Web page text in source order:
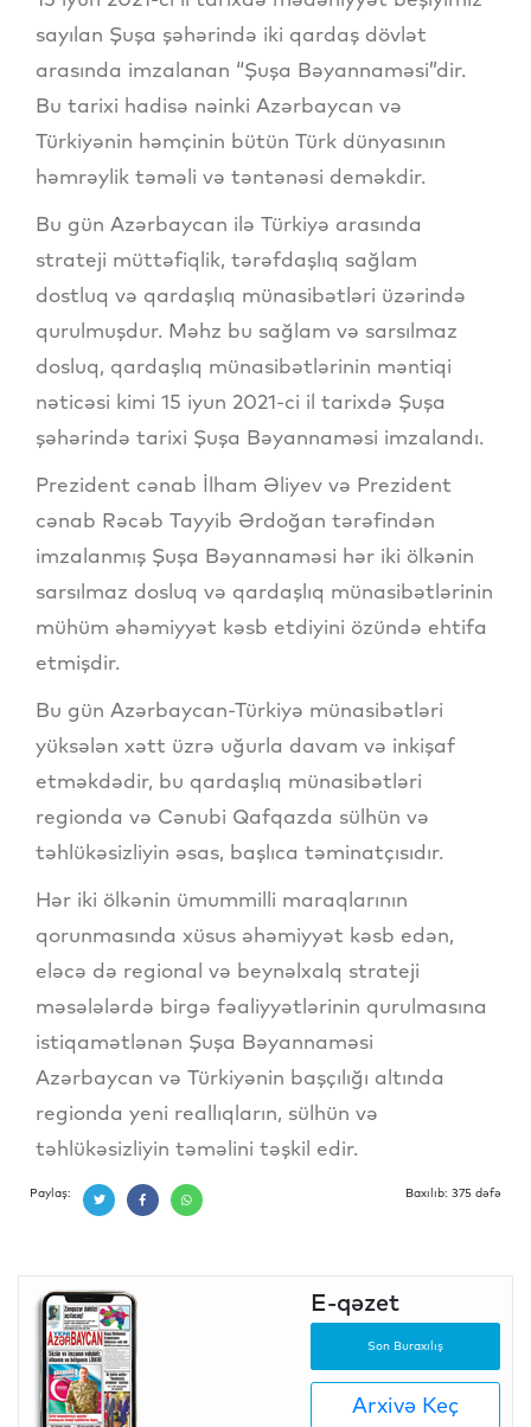
sayılan Şuşa şəhərində iki qardaş dövlət
arasında imzalanan “Şuşa Bəyannaməsi”dir.
Bu tarixi hadisə nəinki Azərbaycan və
Türkiyənin həmçinin bütün Türk dünyasının
həmrəylik təməli və təntənəsi deməkdir.
Bu gün Azərbaycan ilə Türkiyə arasında
strateji müttəfiqlik, tərəfdaşlıq sağlam
dostluq və qardaşlıq münasibətləri üzərində
qurulmuşdur. Məhz bu sağlam və sarsılmaz
dosluq, qardaşlıq münasibətlərinin məntiqi
nəticəsi kimi 15 iyun 2021-ci il tarixdə Şuşa
şəhərində tarixi Şuşa Bəyannaməsi imzalandı.
Prezident cənab İlham Əliyev və Prezident
cənab Rəcəb Tayyib Ərdoğan tərəfindən
imzalanmış Şuşa Bəyannaməsi hər iki ölkənin
sarsılmaz dosluq və qardaşlıq münasibətlərinin
mühüm əhəmiyyət kəsb etdiyini özündə ehtifa
etmişdir.
Bu gün Azərbaycan-Türkiyə münasibətləri
yüksələn xətt üzrə uğurla davam və inkişaf
etməkdədir, bu qardaşlıq münasibətləri
regionda və Cənubi Qafqazda sülhün və
təhlükəsizliyin əsas, başlıca təminatçısıdır.
Hər iki ölkənin ümummilli maraqlarının
qorunmasında xüsus əhəmiyyət kəsb edən,
eləcə də regional və beynəlxalq strateji
məsələlərdə birgə fəaliyyətlərinin qurulmasına
istiqamətlənən Şuşa Bəyannaməsi
Azərbaycan və Türkiyənin başçılığı altında
regionda yeni reallıqların, sülhün və
təhlükəsizliyin təməlini təşkil edir.
Paylaş: Baxılıb: 375 dəfə
E-qəzet
Son Buraxılış
Arxivə Keç